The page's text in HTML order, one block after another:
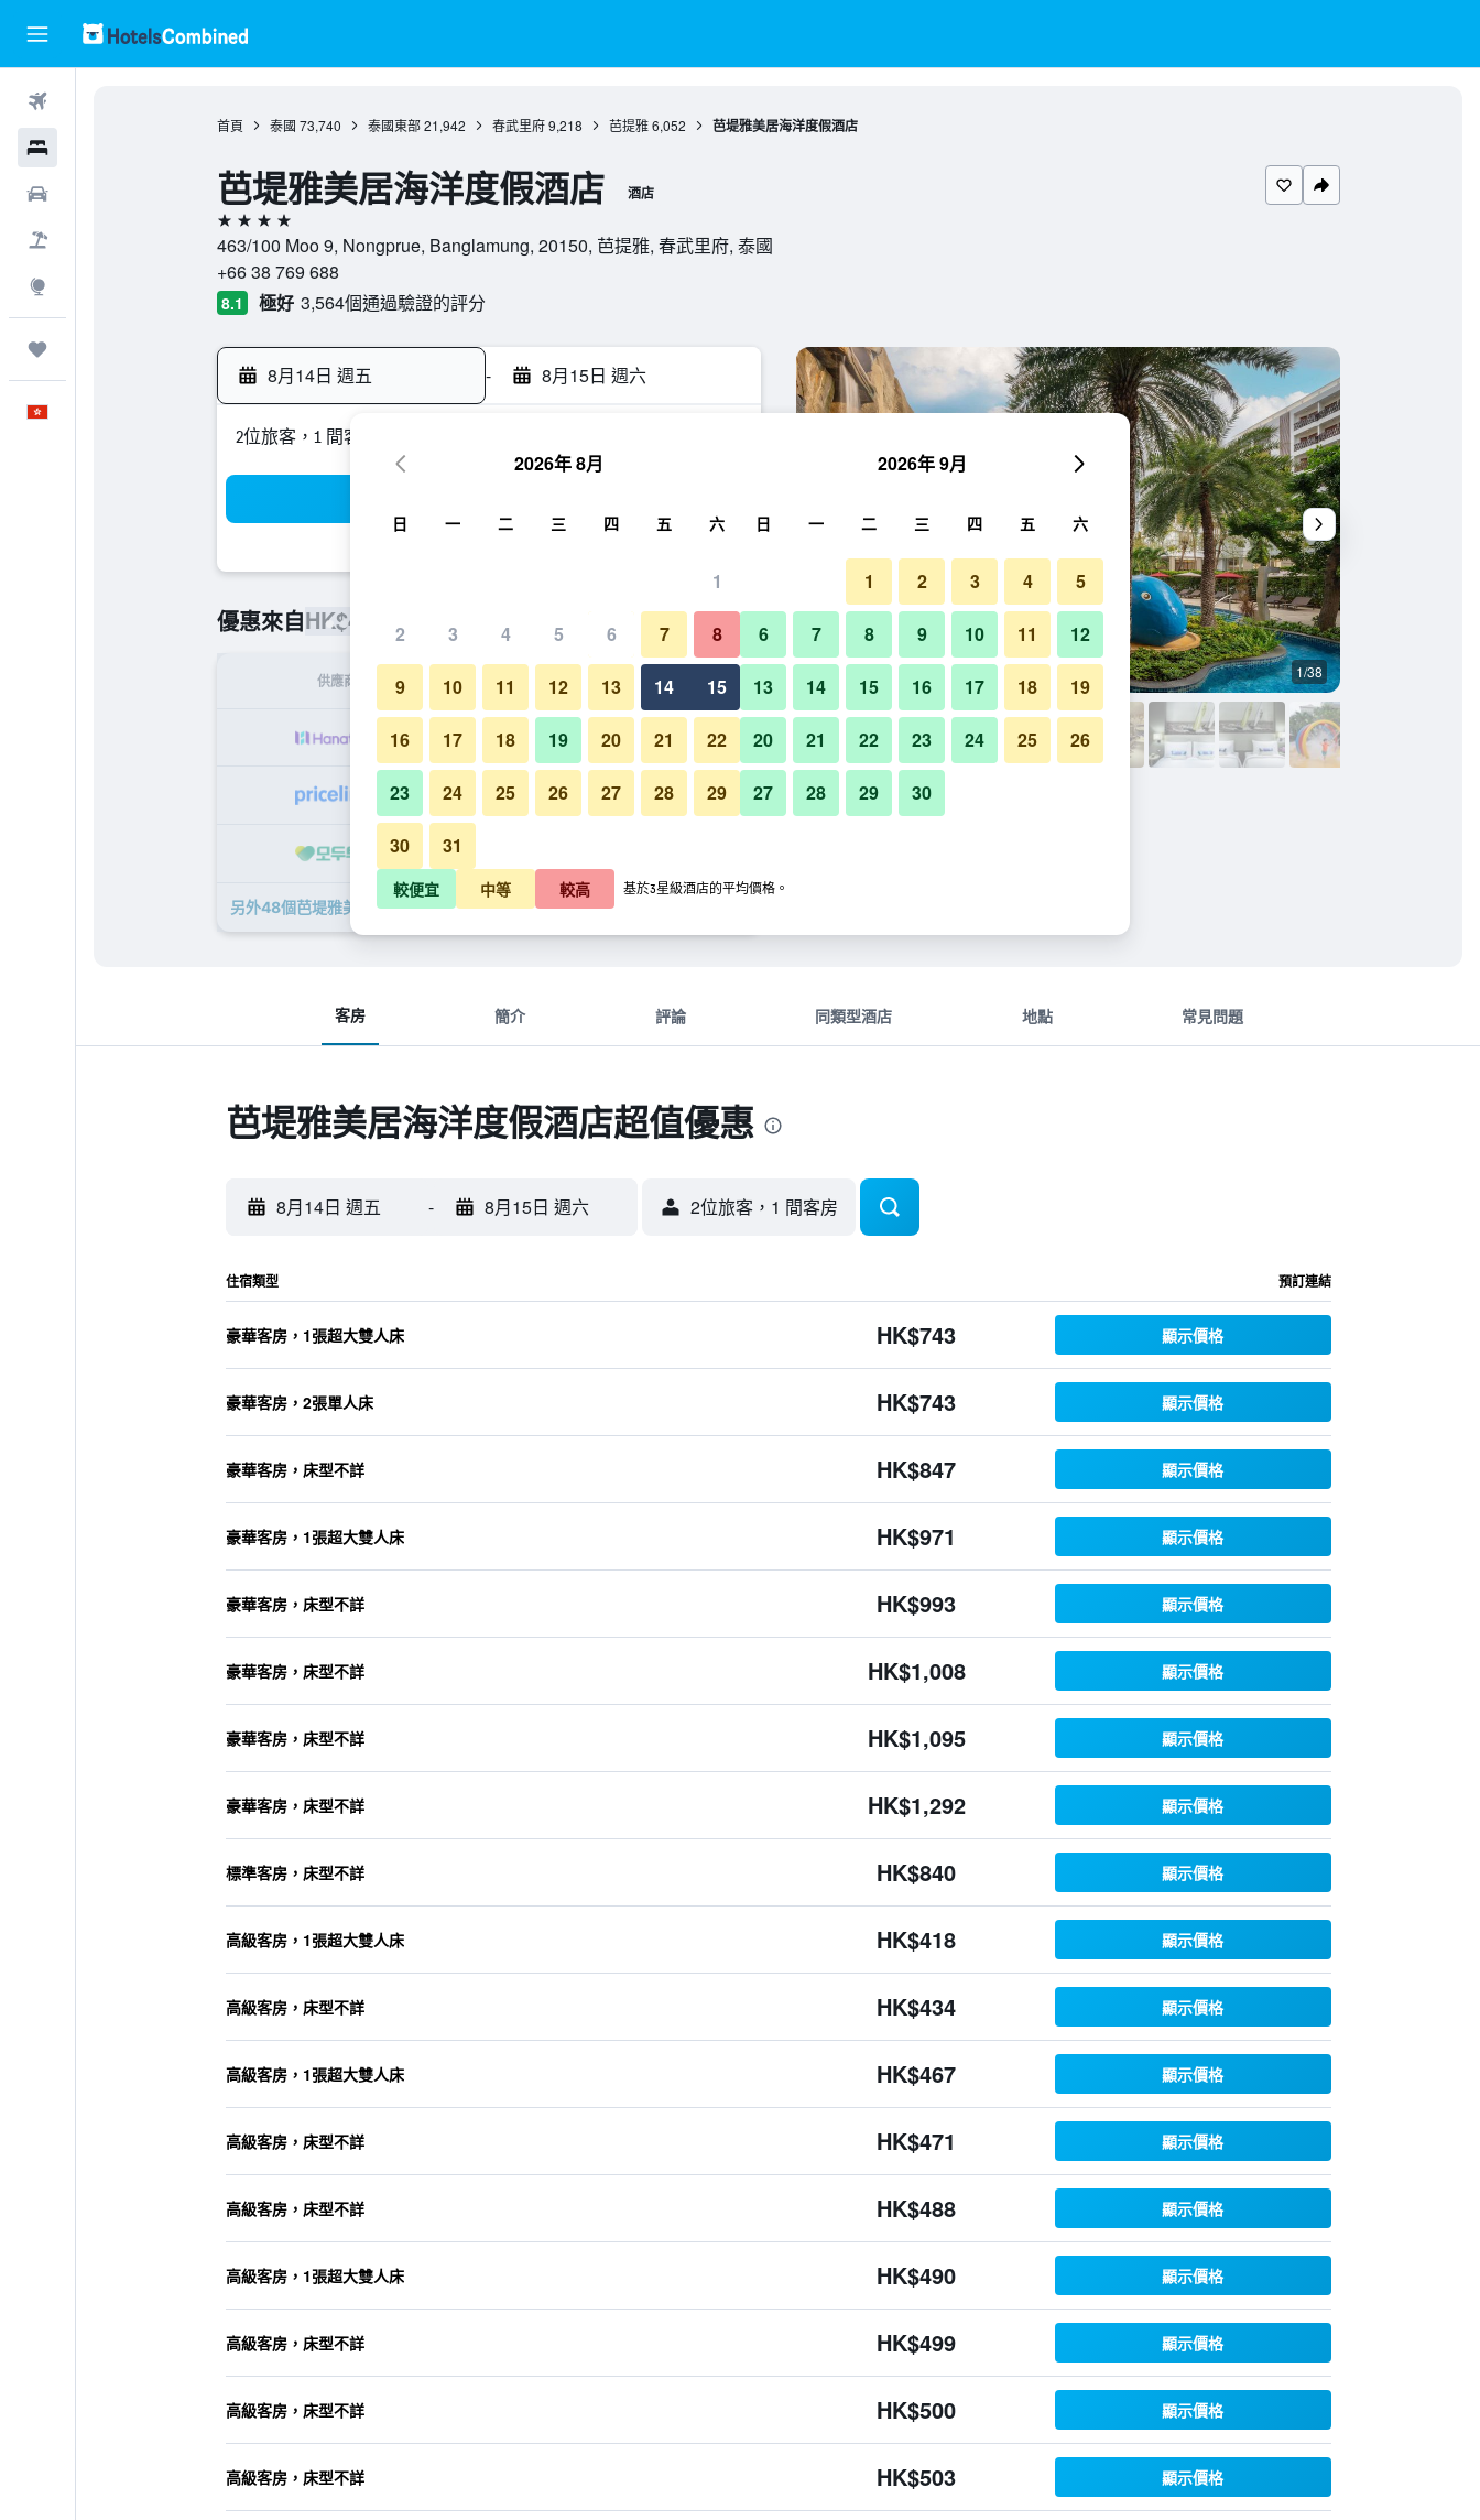
首頁 泰國 73,740 泰國東部 21,942 春武里府 9,218 芭提雅 6,052 芭堤雅美居海洋度假酒店
芭堤雅美居海洋度假酒店 酒店
4星級
463/100 Moo 9, Nongprue, Banglamung, 20150, 芭提雅, 春武里府, 泰國
+66 38 769 688
8.1 極好 3,564個通過驗證的評分
8月14日 週五 - 8月15日 週六
2位旅客，1 間客房
優惠來自HK$418
供應商 每晚總額
HK$418 查看優惠
HK$434 查看優惠
另外48個芭堤雅美居海洋度假酒店​的優惠
建築 1/38
芭堤雅美居海洋度假酒店的照片
客房 簡介 評論 同類型酒店 地點 常見問題
芭堤雅美居海洋度假酒店超值優惠
8月14日 週五 - 8月15日 週六 2位旅客，1 間客房
住宿類型 預訂連結
豪華客房，1張超大雙人床 HK$743 顯示價格
豪華客房，2張單人床 HK$743 顯示價格
豪華客房，床型不詳 HK$847 顯示價格
豪華客房，1張超大雙人床 HK$971 顯示價格
豪華客房，床型不詳 HK$993 顯示價格
豪華客房，床型不詳 HK$1,008 顯示價格
豪華客房，床型不詳 HK$1,095 顯示價格
豪華客房，床型不詳 HK$1,292 顯示價格
標準客房，床型不詳 HK$840 顯示價格
高級客房，1張超大雙人床 HK$418 顯示價格
高級客房，床型不詳 HK$434 顯示價格
高級客房，1張超大雙人床 HK$467 顯示價格
高級客房，床型不詳 HK$471 顯示價格
高級客房，床型不詳 HK$488 顯示價格
高級客房，1張超大雙人床 HK$490 顯示價格
高級客房，床型不詳 HK$499 顯示價格
高級客房，床型不詳 HK$500 顯示價格
高級客房，床型不詳 HK$503 顯示價格
2026年 8月
日 一 二 三 四 五 六
1
2 3 4 5 6 7 8
9 10 11 12 13 14 15
16 17 18 19 20 21 22
23 24 25 26 27 28 29
30 31
2026年 9月
日 一 二 三 四 五 六
1 2 3 4 5
6 7 8 9 10 11 12
13 14 15 16 17 18 19
20 21 22 23 24 25 26
27 28 29 30
較便宜 中等 較高 基於3星級酒店的平均價格。